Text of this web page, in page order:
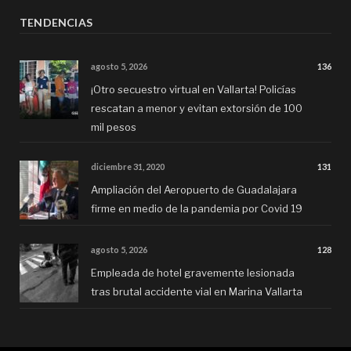
TENDENCIAS
agosto 5, 2026 136
¡Otro secuestro virtual en Vallarta! Policías
rescatan a menor y evitan extorsión de 100
mil pesos
diciembre 31, 2020 131
Ampliación del Aeropuerto de Guadalajara
firme en medio de la pandemia por Covid 19
agosto 5, 2026 128
Empleada de hotel gravemente lesionada
tras brutal accidente vial en Marina Vallarta